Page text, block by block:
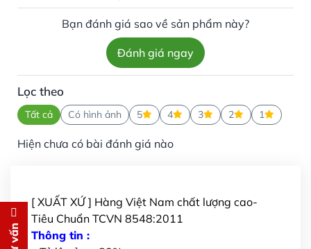
Bạn đánh giá sao về sản phẩm này?
Đánh giá ngay
Lọc theo
Tất cả Có hình ảnh 5 4 3 2 1
Hiện chưa có bài đánh giá nào
[ XUẤT XỨ ] Hàng Việt Nam chất lượng cao-
Tiêu Chuẩn TCVN 8548:2011
Thông tin :
Đăng ký tư vấn